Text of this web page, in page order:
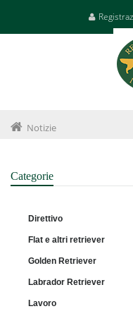
Notizie
Categorie
Direttivo
Flat e altri retriever
Golden Retriever
Labrador Retriever
Lavoro